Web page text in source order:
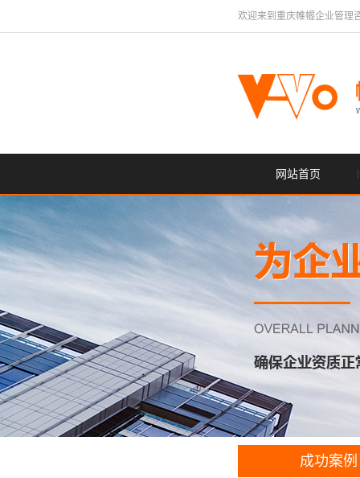
欢迎来到重庆帷幄企业管理
网站首页
成功案例